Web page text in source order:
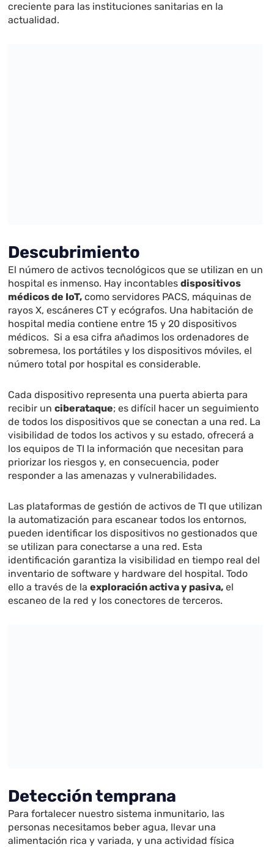
creciente para las instituciones sanitarias en la
actualidad.
Descubrimiento
El número de activos tecnológicos que se utilizan en un
hospital es inmenso. Hay incontablesdispositivos
médicos de IoT, como servidores PACS, máquinas de
rayos X, escáneres CT y ecógrafos. Una habitación de
hospital media contiene entre 15 y 20 dispositivos
médicos. Si a esa cifra añadimos los ordenadores de
sobremesa, los portátiles y los dispositivos móviles, el
número total por hospital es considerable.
Cada dispositivo representa una puerta abierta para
recibir unciberataque; es difícil hacer un seguimiento
de todos los dispositivos que se conectan a una red. La
visibilidad de todos los activos y su estado, ofrecerá a
los equipos de TI la información que necesitan para
priorizar los riesgos y, en consecuencia, poder
responder a las amenazas y vulnerabilidades.
Las plataformas de gestión de activos de TI que utilizan
la automatización para escanear todos los entornos,
pueden identificar los dispositivos no gestionados que
se utilizan para conectarse a una red. Esta
identificación garantiza la visibilidad en tiempo real del
inventario de software y hardware del hospital. Todo
ello a través de laexploración activa y pasiva, el
escaneo de la red y los conectores de terceros.
Detección temprana
Para fortalecer nuestro sistema inmunitario, las
personas necesitamos beber agua, llevar una
alimentación rica y variada, y una actividad física